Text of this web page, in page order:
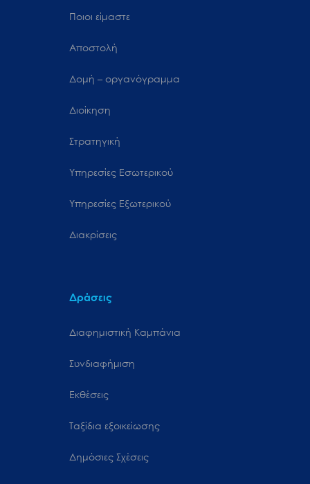
Ποιοι είμαστε
Αποστολή
Δομή – οργανόγραμμα
Διοίκηση
Στρατηγική
Υπηρεσίες Εσωτερικού
Υπηρεσίες Εξωτερικού
Διακρίσεις
Δράσεις
Διαφημιστική Καμπάνια
Συνδιαφήμιση
Εκθέσεις
Ταξίδια εξοικείωσης
Δημόσιες Σχέσεις